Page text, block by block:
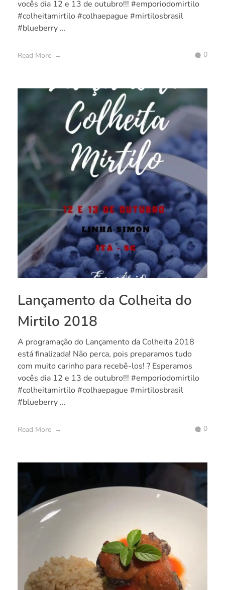
vocês dia 12 e 13 de outubro!!! #emporiodomirtilo
#colheitamirtilo #colhaepague #mirtilosbrasil
#blueberry ...
Read More 0
Lançamento da Colheita do
Mirtilo 2018
A programação do Lançamento da Colheita 2018
está finalizada! Não perca, pois preparamos tudo
com muito carinho para recebê-los! ? Esperamos
vocês dia 12 e 13 de outubro!!! #emporiodomirtilo
#colheitamirtilo #colhaepague #mirtilosbrasil
#blueberry ...
Read More 0